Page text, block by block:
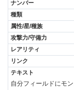
自分フィールドにモ